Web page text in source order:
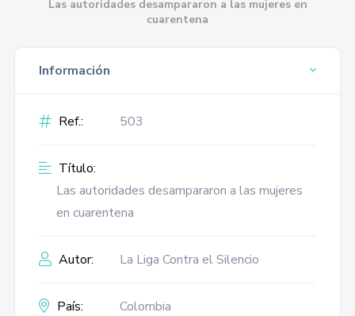
Las autoridades desampararon a las mujeres en
cuarentena
Información
Ref.: 503
Título:
Las autoridades desampararon a las mujeres
en cuarentena
Autor: La Liga Contra el Silencio
País: Colombia